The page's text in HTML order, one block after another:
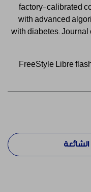
factory-
with advanced
with diabetes.
2. FreeStyle Libre